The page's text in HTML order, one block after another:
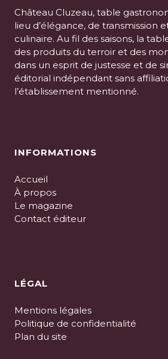
Château Cluzeau, table
lieu d’élégance, de transmission
culinaire. Au fil des saisons, la
des produits du terroir et des
dans un esprit de justesse et de
éditorial indépendant sans
l’établissement mentionné.
INFORMATIONS
Accueil
À propos
Le magazine
Contact éditeur
LÉGAL
Mentions légales
Politique de confidentialité
Plan du site